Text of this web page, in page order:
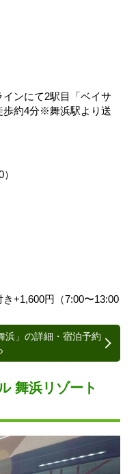
ンにて2駅目「ベイサ
歩約4分※舞浜駅より送
+1,600円（7:00〜13:00
浜」の詳細・宿泊予約
舞浜リゾート